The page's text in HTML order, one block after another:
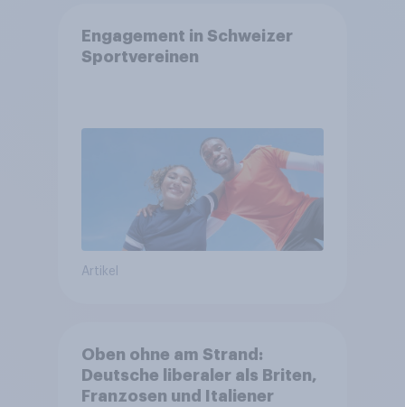
Engagement in Schweizer
Sportvereinen
Artikel
Oben ohne am Strand:
Deutsche liberaler als Briten,
Franzosen und Italiener